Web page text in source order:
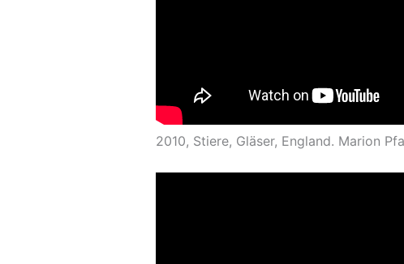
2010, Stiere, Gläser, England. Marion